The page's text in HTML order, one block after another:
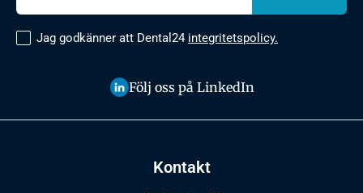
Kontakt
Jag godkänner att Dental24 integritetspolicy.
Följ oss på LinkedIn